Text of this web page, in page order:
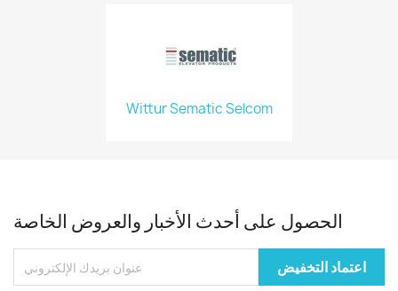
Wittur Sematic Selcom
الحصول على أحدث الأخبار والعروض الخاصة